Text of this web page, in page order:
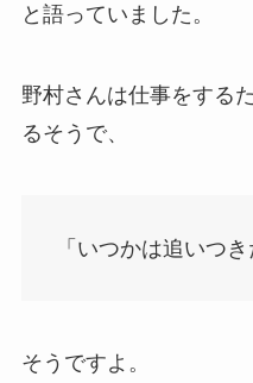
と語っていました。
野村さんは仕事をする
るそうで、
「いつかは追いつ
そうですよ。